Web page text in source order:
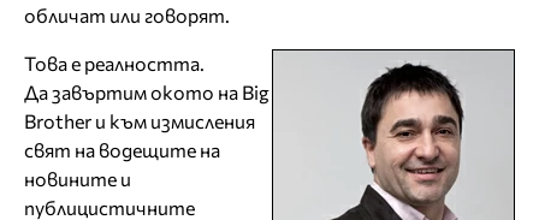
обличат или говорят.
Това е реалността.
Да завъртим окото на Big
Brother и към измисления
свят на водещите на
новините и
публицистичните